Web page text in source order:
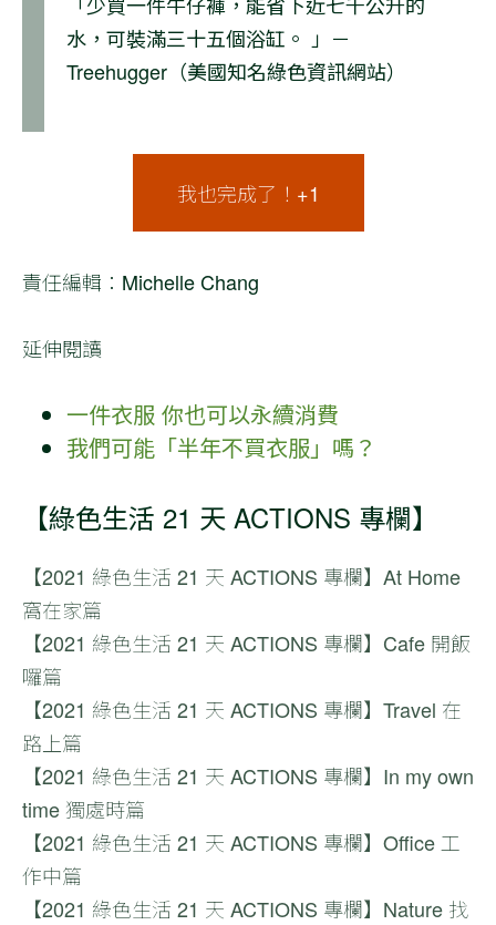
水，可裝滿三十五個浴缸。 」－
Treehugger（美國知名綠色資訊網站）
我也完成了！+1
責任編輯：Michelle Chang
延伸閱讀
一件衣服 你也可以永續消費
我們可能「半年不買衣服」嗎？
【綠色生活 21 天 ACTIONS 專欄】
【2021 綠色生活 21 天 ACTIONS 專欄】At Home
窩在家篇
【2021 綠色生活 21 天 ACTIONS 專欄】Cafe 開飯
囉篇
【2021 綠色生活 21 天 ACTIONS 專欄】Travel 在
路上篇
【2021 綠色生活 21 天 ACTIONS 專欄】In my own
time 獨處時篇
【2021 綠色生活 21 天 ACTIONS 專欄】Office 工
作中篇
【2021 綠色生活 21 天 ACTIONS 專欄】Nature 找